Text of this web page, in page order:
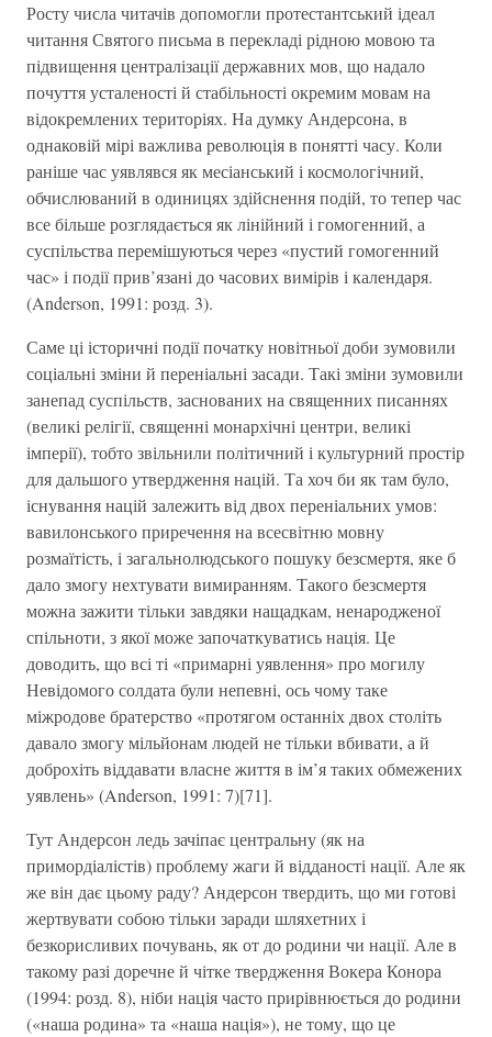
Росту числа читачів допомогли протестантський ідеал
читання Святого письма в перекладі рідною мовою та
підвищення централізації державних мов, що надало
почуття усталеності й стабільності окремим мовам на
відокремлених територіях. На думку Андерсона, в
однаковій мірі важлива революція в понятті часу. Коли
раніше час уявлявся як месіанський і космологічний,
обчислюваний в одиницях здійснення подій, то тепер час
все більше розглядається як лінійний і гомогенний, а
суспільства перемішуються через «пустий гомогенний
час» і події прив’язані до часових вимірів і календаря.
(Anderson, 1991: розд. 3).
Саме ці історичні події початку новітньої доби зумовили
соціальні зміни й переніальні засади. Такі зміни зумовили
занепад суспільств, заснованих на священних писаннях
(великі релігії, священні монархічні центри, великі
імперії), тобто звільнили політичний і культурний простір
для дальшого утвердження націй. Та хоч би як там було,
існування націй залежить від двох переніальних умов:
вавилонського приречення на всесвітню мовну
розмаїтість, і загальнолюдського пошуку безсмертя, яке б
дало змогу нехтувати вимиранням. Такого безсмертя
можна зажити тільки завдяки нащадкам, ненародженої
спільноти, з якої може започаткуватись нація. Це
доводить, що всі ті «примарні уявлення» про могилу
Невідомого солдата були непевні, ось чому таке
міжродове братерство «протягом останніх двох століть
давало змогу мільйонам людей не тільки вбивати, а й
доброхіть віддавати власне життя в ім’я таких обмежених
уявлень» (Anderson, 1991: 7)[71].
Тут Андерсон ледь зачіпає центральну (як на
примордіалістів) проблему жаги й відданості нації. Але як
же він дає цьому раду? Андерсон твердить, що ми готові
жертвувати собою тільки заради шляхетних і
безкорисливих почувань, як от до родини чи нації. Але в
такому разі доречне й чітке твердження Вокера Конора
(1994: розд. 8), ніби нація часто прирівнюється до родини
(«наша родина» та «наша нація»), не тому, що це